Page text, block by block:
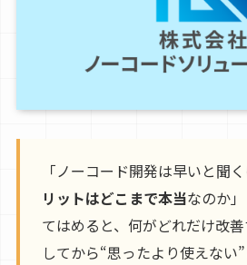
「ノーコード開発は早いと聞く
リットはどこまで本当なのか
てはめると、何がどれだけ改
してから“思ったより使えない